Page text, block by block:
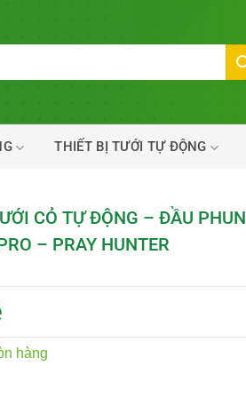
THIẾT BỊ TƯỚI TỰ ĐỘNG
CỎ TỰ ĐỘNG – ĐẦU PHUN
– PRAY HUNTER
hàng